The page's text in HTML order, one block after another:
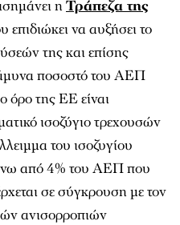
ηΤράπεζα της
επιδιώκει να αυξήσει το
της και επίσης
ποσοστό του ΑΕΠ
όρο της ΕΕ είναι
ισοζύγιο τρεχουσών
του ισοζυγίου
από 4% του ΑΕΠ που
σε σύγκρουση με τον
ανισορροπιών